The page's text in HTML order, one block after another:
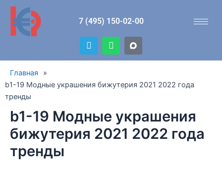
Перейти
содержимому
7 (495) 150-02-00
T
e
l
r
W
h
a
a
Главная
»
b1-19 Модные украшения бижутерия 2021 2022 года
тренды
b1-19 Модные украшения
бижутерия 2021 2022 года
тренды